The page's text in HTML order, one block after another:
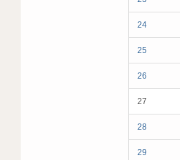
24
25
26
27
28
29